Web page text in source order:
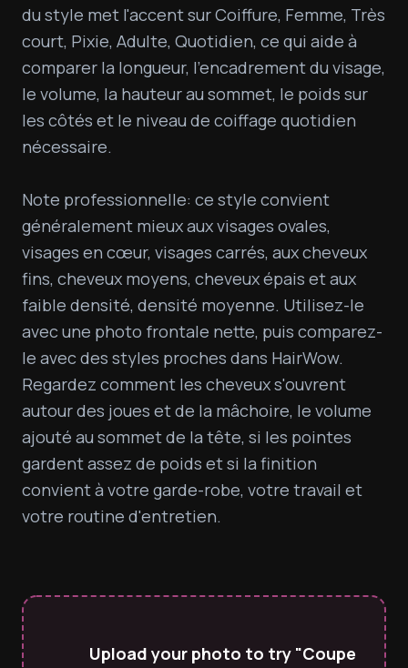
du style met l'accent sur Coiffure, Femme, Très
court, Pixie, Adulte, Quotidien, ce qui aide à
comparer la longueur, l'encadrement du visage,
le volume, la hauteur au sommet, le poids sur
les côtés et le niveau de coiffage quotidien
nécessaire.
Note professionnelle: ce style convient
généralement mieux aux visages ovales,
visages en cœur, visages carrés, aux cheveux
fins, cheveux moyens, cheveux épais et aux
faible densité, densité moyenne. Utilisez-le
avec une photo frontale nette, puis comparez-
le avec des styles proches dans HairWow.
Regardez comment les cheveux s'ouvrent
autour des joues et de la mâchoire, le volume
ajouté au sommet de la tête, si les pointes
gardent assez de poids et si la finition
convient à votre garde-robe, votre travail et
votre routine d'entretien.
Upload your photo to try "Coupe